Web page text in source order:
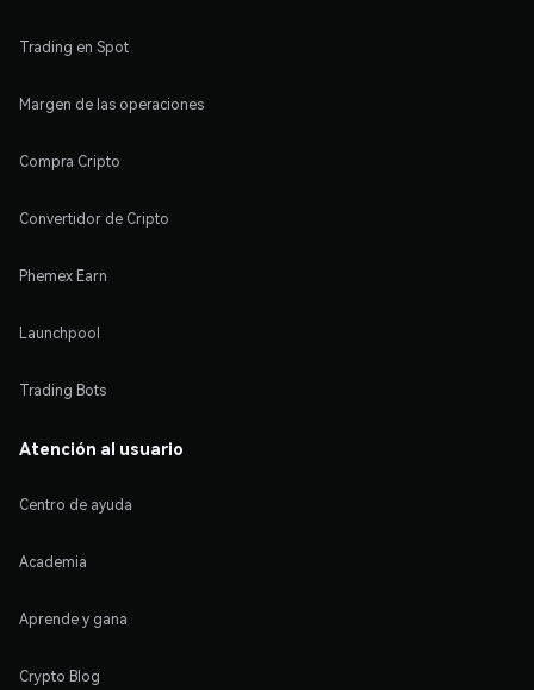
Trading en Spot
Margen de las operaciones
Compra Cripto
Convertidor de Cripto
Phemex Earn
Launchpool
Trading Bots
Atención al usuario
Centro de ayuda
Academia
Aprende y gana
Crypto Blog